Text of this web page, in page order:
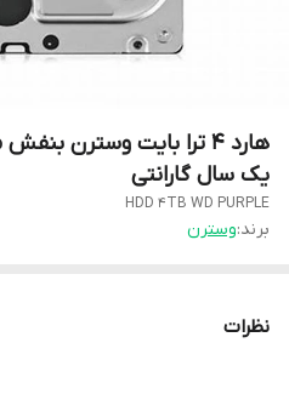
هارد 4 ترا بایت وسترن
یک سال گارانتی
HDD 4TB WD PURPLE
برند:وسترن
نظرات